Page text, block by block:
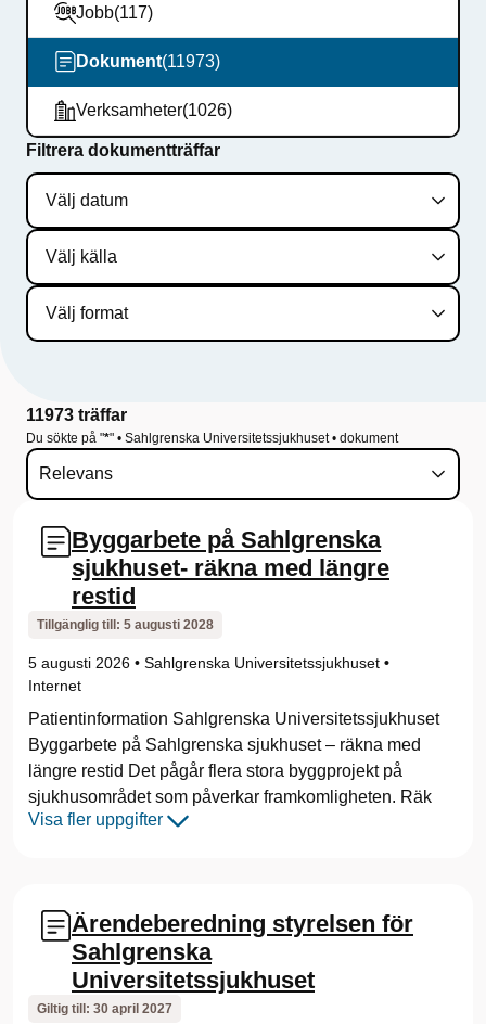
S
a
h
n
s
n
v
e
Jobb(117)
Dokument(11973)
Verksamheter(1026)
Filtrera dokumentträffar
11973 träffar
Du sökte på "*" • Sahlgrenska Universitetssjukhuset • dokument
Byggarbete på Sahlgrenska
sjukhuset- räkna med längre
restid
Tillgänglig till: 5 augusti 2028
5 augusti 2026 • Sahlgrenska Universitetssjukhuset •
Internet
Patientinformation Sahlgrenska Universitetssjukhuset
Byggarbete på Sahlgrenska sjukhuset – räkna med
längre restid Det pågår flera stora byggprojekt på
sjukhusområdet som påverkar framkomligheten. Räk
Visa fler uppgifter
Ärendeberedning styrelsen för
Sahlgrenska
Universitetssjukhuset
Giltig till: 30 april 2027